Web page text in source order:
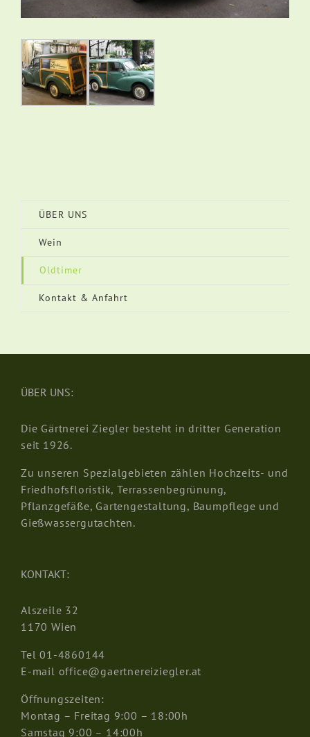
ÜBER UNS
Wein
Oldtimer
Kontakt & Anfahrt
ÜBER UNS:
Die Gärtnerei Ziegler besteht in dritter Generation
seit 1926.
Zu unseren Spezialgebieten zählen Hochzeits- und
Friedhofsfloristik, Terrassenbegrünung,
Pflanzgefäße, Gartengestaltung, Baumpflege und
Gießwassergutachten.
KONTAKT:
Alszeile 32
1170 Wien
Tel01-4860144
E-mail office@gaertnereiziegler.at
Öffnungszeiten:
Montag – Freitag 9:00 – 18:00h
Samstag 9:00 – 14:00h